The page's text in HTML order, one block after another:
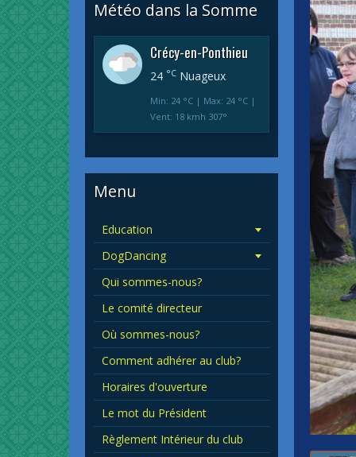
Météo dans la Somme
Crécy-en-Ponthieu
24 °C Nuageux
Min: 24 °C | Max: 24 °C |
Vent: 18 kmh 307°
Menu
Education
DogDancing
Qui sommes-nous?
Le comité directeur
Où sommes-nous?
Comment adhérer au club?
Horaires d'ouverture
Le mot du Président
Règlement Intérieur du club